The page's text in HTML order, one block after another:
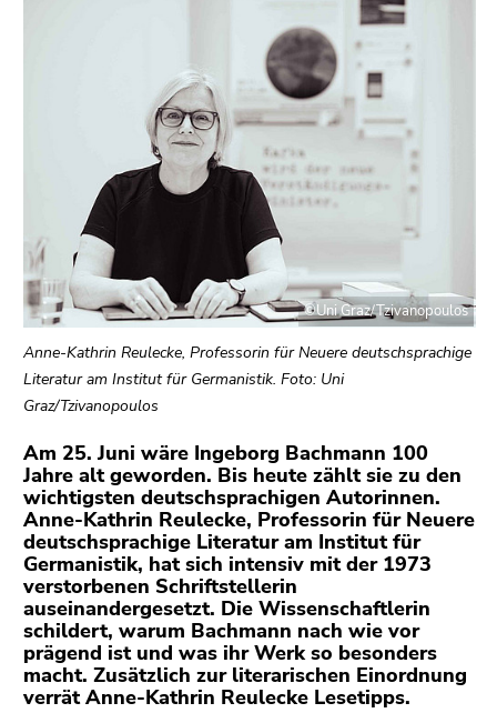
Positionsanzeige
(Zugriffstaste
2)
Zur
Hauptnavigation
(Zugriffstaste
3)
den
Zusatzinformationen
(Zugriffstaste
5)
Zu
den
Seiteneinstellungen
(Benutzer/Sprache)
(Zugriffstaste
8)
©Uni Graz/Tzivanopoulos
Anne-Kathrin Reulecke, Professorin für Neuere deutschsprachige
Literatur am Institut für Germanistik. Foto: Uni
Graz/Tzivanopoulos
Am 25. Juni wäre Ingeborg Bachmann 100
Jahre alt geworden. Bis heute zählt sie zu den
wichtigsten deutschsprachigen Autorinnen.
Anne-Kathrin Reulecke, Professorin für Neuere
deutschsprachige Literatur am Institut für
Germanistik, hat sich intensiv mit der 1973
verstorbenen Schriftstellerin
auseinandergesetzt. Die Wissenschaftlerin
schildert, warum Bachmann nach wie vor
prägend ist und was ihr Werk so besonders
macht. Zusätzlich zur literarischen Einordnung
verrät Anne-Kathrin Reulecke Lesetipps.